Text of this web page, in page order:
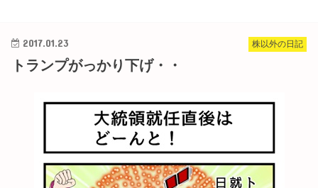
株以外の日記
2017.01.23
トランプがっかり下げ・・